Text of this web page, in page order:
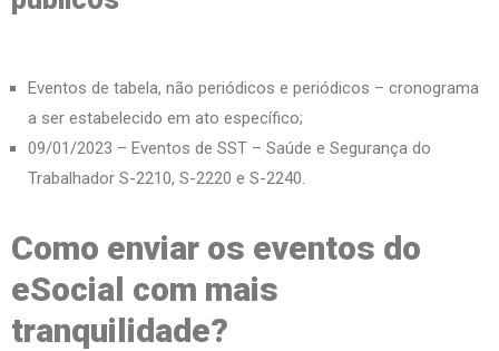
Eventos de tabela, não periódicos e periódicos – cronograma
a ser estabelecido em ato específico;
09/01/2023 – Eventos de SST – Saúde e Segurança do
Trabalhador S-2210, S-2220 e S-2240.
Como enviar os eventos do
eSocial com mais
tranquilidade?